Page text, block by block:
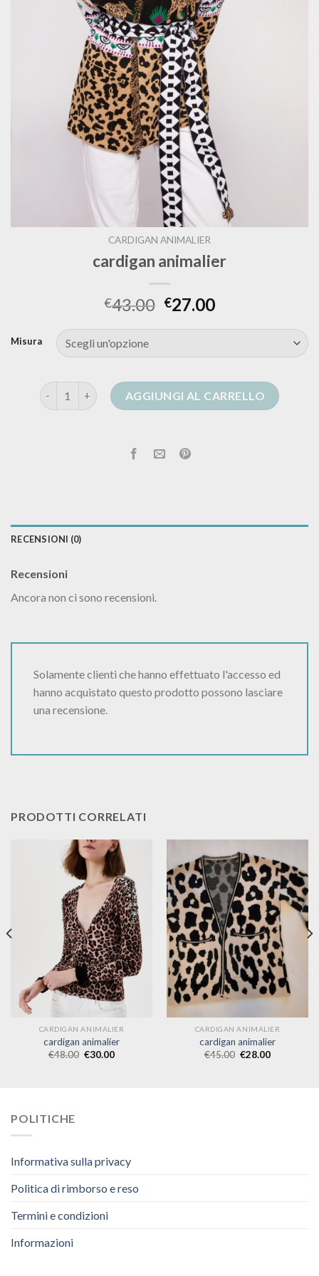
CARDIGAN ANIMALIER
cardigan animalier
€43.00 €27.00
Misura
cardigan animalier quantitàAGGIUNGI AL CARRELLO
RECENSIONI (0)
Recensioni
Ancora non ci sono recensioni.
Solamente clienti che hanno effettuato l'accesso ed
hanno acquistato questo prodotto possono lasciare
una recensione.
PRODOTTI CORRELATI
CARDIGAN ANIMALIER
cardigan animalier
€48.00 €30.00
CARDIGAN ANIMALIER
cardigan animalier
€45.00 €28.00
POLITICHE
Informativa sulla privacy
Politica di rimborso e reso
Termini e condizioni
Informazioni